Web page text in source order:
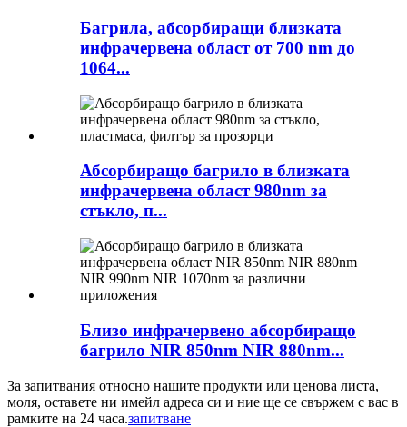
Багрила, абсорбиращи близката
инфрачервена област от 700 nm до
1064...
Абсорбиращо багрило в близката
инфрачервена област 980nm за
стъкло, п...
Близо инфрачервено абсорбиращо
багрило NIR 850nm NIR 880nm...
За запитвания относно нашите продукти или ценова листа,
моля, оставете ни имейл адреса си и ние ще се свържем с вас в
рамките на 24 часа.запитване